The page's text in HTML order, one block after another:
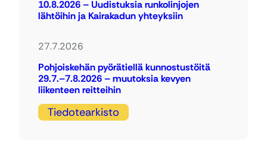
10.8.2026 – Uudistuksia runkolinjojen
lähtöihin ja Kairakadun yhteyksiin
27.7.2026
Pohjoiskehän pyörätiellä kunnostustöitä
29.7.–7.8.2026 – muutoksia kevyen
liikenteen reitteihin
Tiedotearkisto